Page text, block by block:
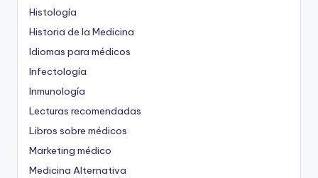
Histología
Historia de la Medicina
Idiomas para médicos
Infectología
Inmunología
Lecturas recomendadas
Libros sobre médicos
Marketing médico
Medicina Alternativa